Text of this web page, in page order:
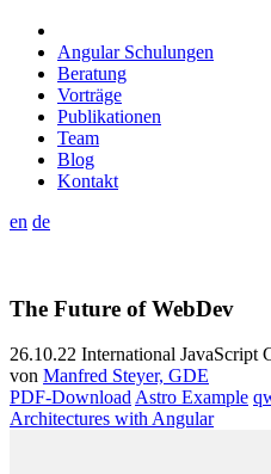
Angular Schulungen
Beratung
Vorträge
Publikationen
Team
Blog
Kontakt
en de
The Future of WebDev
26.10.22 International JavaScript
von Manfred Steyer, GDE
PDF-DownloadAstro Example
Architectures with Angular